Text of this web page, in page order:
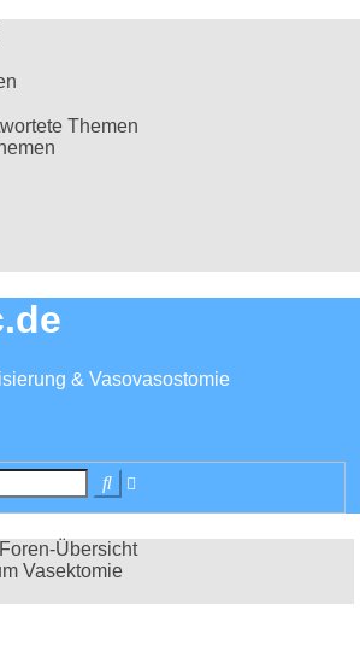
Themen
& Vasovasostomie
Suche
Foren-Übersicht
Vasektomie